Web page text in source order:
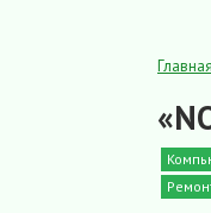
Главная